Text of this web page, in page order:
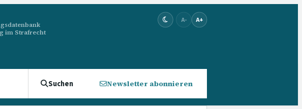
im Strafrecht
A- A+
Suchen Newsletter abonnieren